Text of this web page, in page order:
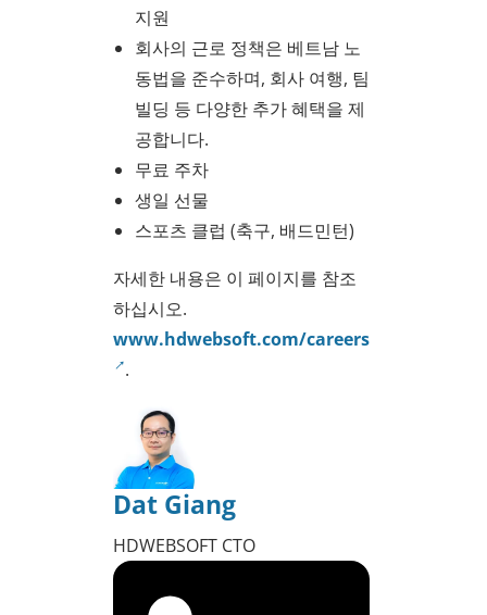
지원
회사의 근로 정책은 베트남 노
동법을 준수하며, 회사 여행, 팀
빌딩 등 다양한 추가 혜택을 제
공합니다.
무료 주차
생일 선물
스포츠 클럽 (축구, 배드민턴)
자세한 내용은 이 페이지를 참조
하십시오.
www.hdwebsoft.com/careers
.
Dat Giang
HDWEBSOFT CTO